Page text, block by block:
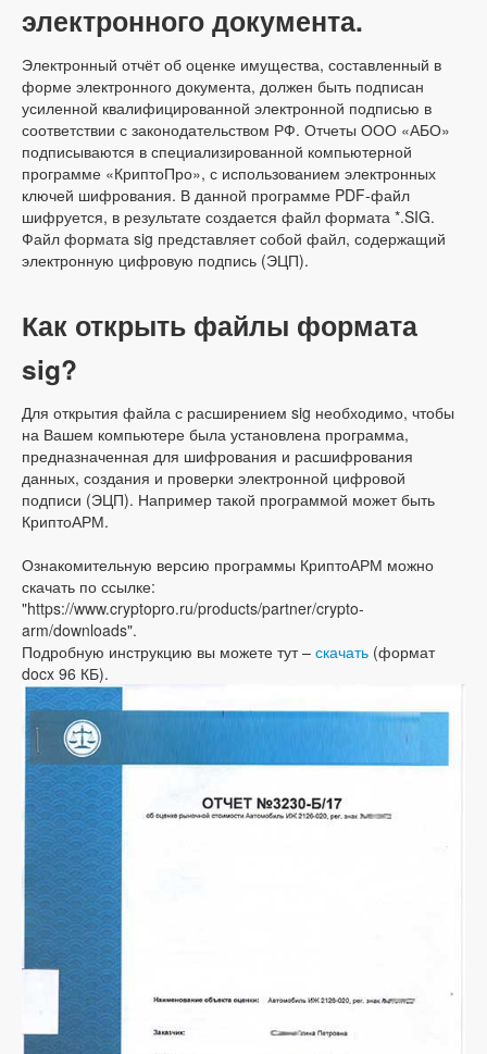
электронного документа.
Электронный отчёт об оценке имущества, составленный в
форме электронного документа, должен быть подписан
усиленной квалифицированной электронной подписью в
соответствии с законодательством РФ. Отчеты ООО «АБО»
подписываются в специализированной компьютерной
программе «КриптоПро», с использованием электронных
ключей шифрования. В данной программе PDF-файл
шифруется, в результате создается файл формата *.SIG.
Файл формата sig представляет собой файл, содержащий
электронную цифровую подпись (ЭЦП).
Как открыть файлы формата
sig?
Для открытия файла с расширением sig необходимо, чтобы
на Вашем компьютере была установлена программа,
предназначенная для шифрования и расшифрования
данных, создания и проверки электронной цифровой
подписи (ЭЦП). Например такой программой может быть
КриптоАРМ.
Ознакомительную версию программы КриптоАРМ можно
скачать по ссылке:
"https://www.cryptopro.ru/products/partner/crypto-
arm/downloads".
Подробную инструкцию вы можете тут – скачать (формат
docx 96 КБ).